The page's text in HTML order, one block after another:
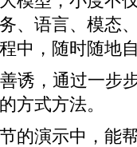
、语言、模态
中，随时随地
，通过一步
方式方法。
演示中，能